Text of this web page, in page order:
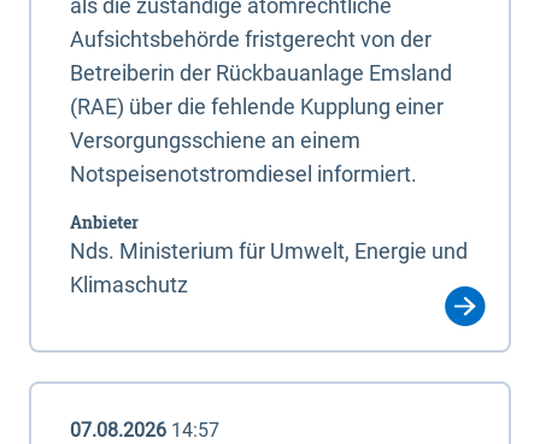
als die zuständige atomrechtliche
Aufsichtsbehörde fristgerecht von der
Betreiberin der Rückbauanlage Emsland
(RAE) über die fehlende Kupplung einer
Versorgungsschiene an einem
Notspeisenotstromdiesel informiert.
Anbieter
Nds. Ministerium für Umwelt, Energie und
Klimaschutz
07.08.2026 14:57